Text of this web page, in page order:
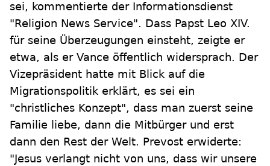
sei, kommentierte der Informationsdienst
"Religion News Service". Dass Papst Leo XIV.
für seine Überzeugungen einsteht, zeigte er
etwa, als er Vance öffentlich widersprach. Der
Vizepräsident hatte mit Blick auf die
Migrationspolitik erklärt, es sei ein
"christliches Konzept", dass man zuerst seine
Familie liebe, dann die Mitbürger und erst
dann den Rest der Welt. Prevost erwiderte:
"Jesus verlangt nicht von uns, dass wir unsere